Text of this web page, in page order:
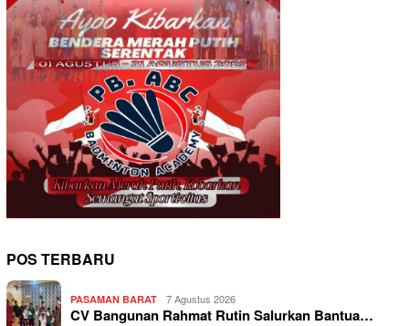
POS TERBARU
PASAMAN BARAT 7 Agustus 2026
CV Bangunan Rahmat Rutin Salurkan Bantua…